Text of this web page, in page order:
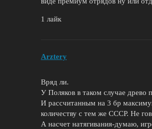
1 лайк
Arztery
Вряд ли.
У Поляков в таком случае древо
И рассчитанным на 3 бр
количеству с тем же СССР. Не
А насчет натягивания-думаю,